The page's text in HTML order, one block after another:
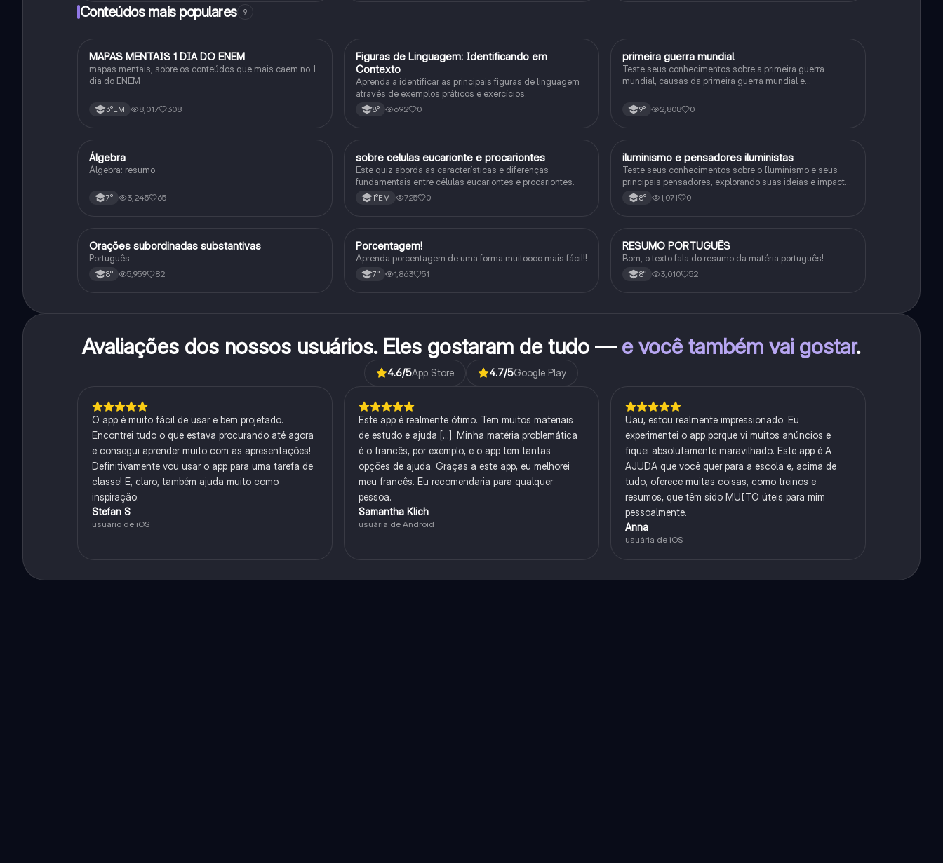
Conteúdos mais populares 9
Português
MAPAS MENTAIS 1 DIA DO ENEM
mapas mentais, sobre os conteúdos que mais caem no 1
dia do ENEM
3°EM 8,017 308
FPortuguês
Figuras de Linguagem: Identificando em
Contexto
Aprenda a identificar as principais figuras de linguagem
através de exemplos práticos e exercícios.
8° 692 0
História
primeira guerra mundial
Teste seus conhecimentos sobre a primeira guerra
mundial, causas da primeira guerra mundial e
primeira guerra mundial
9° 2,808 0
Matematica
Álgebra
Álgebra: resumo
7° 3,245 65
Biologia
sobre celulas eucarionte e procariontes
Este quiz aborda as características e diferenças
fundamentais entre células eucariontes e procariontes.
1°EM 725 0
História
iluminismo e pensadores iluministas
Teste seus conhecimentos sobre o Iluminismo e seus
principais pensadores, explorando suas ideias e impacto
histórico.
8° 1,071 0
Português
Orações subordinadas substantivas
Português
8° 5,959 82
Matematica
Porcentagem!
Aprenda porcentagem de uma forma muitoooo mais fácil!!
7° 1,863 51
Português
RESUMO PORTUGUÊS
Bom, o texto fala do resumo da matéria português!
8° 3,010 52
Avaliações dos nossos usuários. Eles gostaram de tudo —e você também vai gostar.
4.6/5App Store 4.7/5Google Play
O app é muito fácil de usar e bem projetado.
Encontrei tudo o que estava procurando até agora
e consegui aprender muito com as apresentações!
Definitivamente vou usar o app para uma tarefa de
classe! E, claro, também ajuda muito como
inspiração.
Stefan S
usuário de iOS
Este app é realmente ótimo. Tem muitos materiais
de estudo e ajuda [...]. Minha matéria problemática
é o francês, por exemplo, e o app tem tantas
opções de ajuda. Graças a este app, eu melhorei
meu francês. Eu recomendaria para qualquer
pessoa.
Samantha Klich
usuária de Android
Uau, estou realmente impressionado. Eu
experimentei o app porque vi muitos anúncios e
fiquei absolutamente maravilhado. Este app é A
AJUDA que você quer para a escola e, acima de
tudo, oferece muitas coisas, como treinos e
resumos, que têm sido MUITO úteis para mim
pessoalmente.
Anna
usuária de iOS